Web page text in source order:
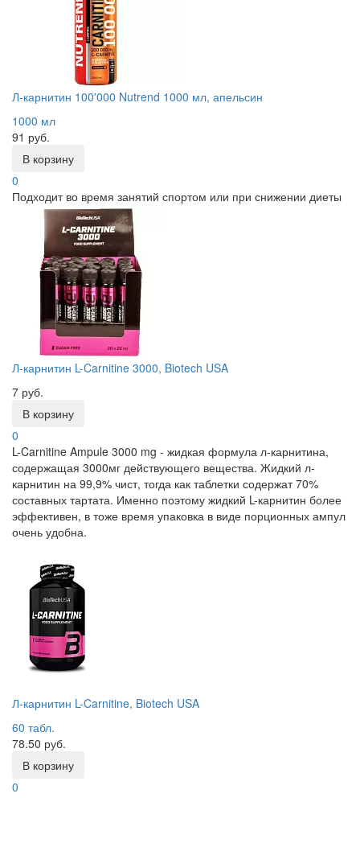
Л-карнитин 100'000 Nutrend 1000 мл, апельсин
1000 мл
91 руб.
В корзину
0
Подходит во время занятий спортом или при снижении диеты
Л-карнитин L-Carnitine 3000, Biotech USA
7 руб.
В корзину
0
L-Carnitine Ampule 3000 mg - жидкая формула л-карнитина,
содержащая 3000мг действующего вещества. Жидкий л-
карнитин на 99,9% чист, тогда как таблетки содержат 70%
составных тартата. Именно поэтому жидкий L-карнитин более
эффективен, в тоже время упаковка в виде порционных ампул
очень удобна.
Л-карнитин L-Carnitine, Biotech USA
60 табл.
78.50 руб.
В корзину
0